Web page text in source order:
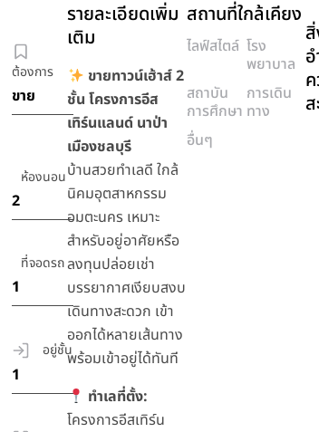
ต้องการ
ขาย
ห้องนอน
2
ที่จอดรถ
1
อยู่ชั้น
1
รายละเอียดเพิ่ม
เติม
ขายทาวน์เฮ้าส์ 2
ชั้น โครงการอีส
เทิร์นแลนด์ นาป่า
เมืองชลบุรี
บ้านสวยทำเลดี ใกล้
นิคมอุตสาหกรรม
อมตะนคร เหมาะ
สำหรับอยู่อาศัยหรือ
ลงทุนปล่อยเช่า
บรรยากาศเงียบสงบ
เดินทางสะดวก เข้า
ออกได้หลายเส้นทาง
พร้อมเข้าอยู่ได้ทันที
ทำเลที่ตั้ง:
โครงการอีสเทิร์น
สถานที่ใกล้เคียง
ไลฟ์สไตล์ โรง
พยาบาล
สถาบัน
การศึกษา
การเดิน
ทาง
อื่นๆ